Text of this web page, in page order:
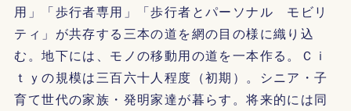
用」「歩行者専用」「歩行者とパーソナル モビリ
ティ」が共存する三本の道を網の目の様に織り込
む。地下には、モノの移動用の道を一本作る。Ｃｉ
ｔｙの規模は三百六十人程度（初期）。シニア・子
育て世代の家族・発明家達が暮らす。将来的には同